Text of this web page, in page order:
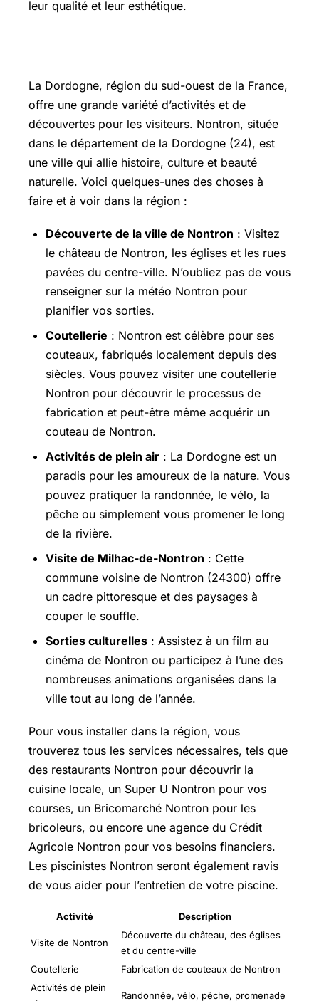
leur qualité et leur esthétique.
La Dordogne, région du sud-ouest de la France,
offre une grande variété d’activités et de
découvertes pour les visiteurs. Nontron, située
dans le département de la Dordogne (24), est
une ville qui allie histoire, culture et beauté
naturelle. Voici quelques-unes des choses à
faire et à voir dans la région :
Découverte de la ville de Nontron : Visitez
le château de Nontron, les églises et les rues
pavées du centre-ville. N’oubliez pas de vous
renseigner sur la météo Nontron pour
planifier vos sorties.
Coutellerie : Nontron est célèbre pour ses
couteaux, fabriqués localement depuis des
siècles. Vous pouvez visiter une coutellerie
Nontron pour découvrir le processus de
fabrication et peut-être même acquérir un
couteau de Nontron.
Activités de plein air : La Dordogne est un
paradis pour les amoureux de la nature. Vous
pouvez pratiquer la randonnée, le vélo, la
pêche ou simplement vous promener le long
de la rivière.
Visite de Milhac-de-Nontron : Cette
commune voisine de Nontron (24300) offre
un cadre pittoresque et des paysages à
couper le souffle.
Sorties culturelles : Assistez à un film au
cinéma de Nontron ou participez à l’une des
nombreuses animations organisées dans la
ville tout au long de l’année.
Pour vous installer dans la région, vous
trouverez tous les services nécessaires, tels que
des restaurants Nontron pour découvrir la
cuisine locale, un Super U Nontron pour vos
courses, un Bricomarché Nontron pour les
bricoleurs, ou encore une agence du Crédit
Agricole Nontron pour vos besoins financiers.
Les piscinistes Nontron seront également ravis
de vous aider pour l’entretien de votre piscine.
Activité Description
Visite de Nontron
Découverte du château, des églises
et du centre-ville
Coutellerie
Fabrication de couteaux de Nontron
Activités de plein
Randonnée, vélo, pêche, promenade